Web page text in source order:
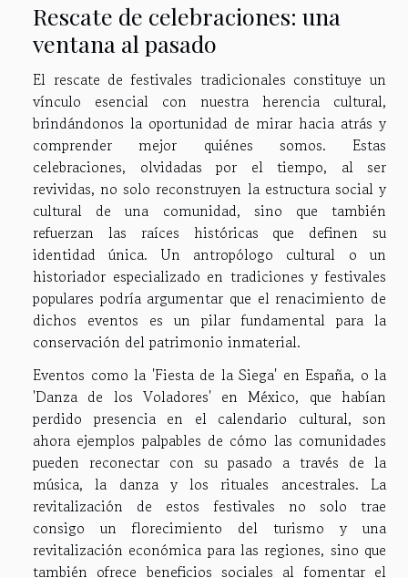
Rescate de celebraciones: una
ventana al pasado
El rescate de festivales tradicionales constituye un
vínculo esencial con nuestra herencia cultural,
brindándonos la oportunidad de mirar hacia atrás y
comprender mejor quiénes somos. Estas
celebraciones, olvidadas por el tiempo, al ser
revividas, no solo reconstruyen la estructura social y
cultural de una comunidad, sino que también
refuerzan las raíces históricas que definen su
identidad única. Un antropólogo cultural o un
historiador especializado en tradiciones y festivales
populares podría argumentar que el renacimiento de
dichos eventos es un pilar fundamental para la
conservación del patrimonio inmaterial.
Eventos como la 'Fiesta de la Siega' en España, o la
'Danza de los Voladores' en México, que habían
perdido presencia en el calendario cultural, son
ahora ejemplos palpables de cómo las comunidades
pueden reconectar con su pasado a través de la
música, la danza y los rituales ancestrales. La
revitalización de estos festivales no solo trae
consigo un florecimiento del turismo y una
revitalización económica para las regiones, sino que
también ofrece beneficios sociales al fomentar el